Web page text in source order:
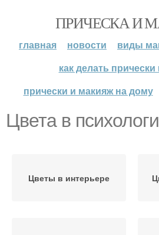
ПРИЧЕСКА И
главная новости
виды
как делать
прически и макияж на дому
Цвета в
Цветы в интерьере